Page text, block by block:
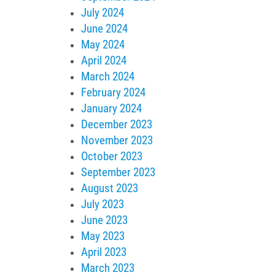
July 2024
June 2024
May 2024
April 2024
March 2024
February 2024
January 2024
December 2023
November 2023
October 2023
September 2023
August 2023
July 2023
June 2023
May 2023
April 2023
March 2023